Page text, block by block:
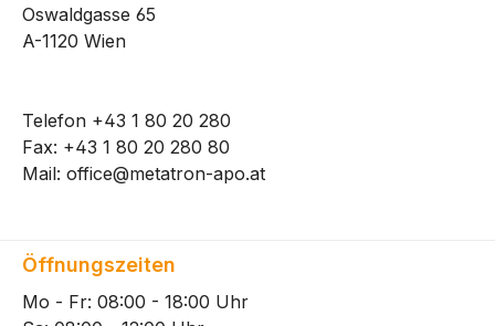
Oswaldgasse 65
A-1120 Wien
Telefon +43 1 80 20 280
Fax: +43 1 80 20 280 80
Mail: office@metatron-apo.at
Öffnungszeiten
Mo - Fr: 08:00 - 18:00 Uhr